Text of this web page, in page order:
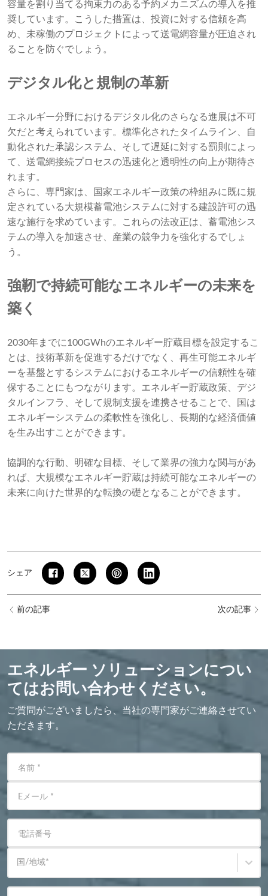
容量を割り当てる拘束力のある予約メカニズムの導入を推
奨しています。こうした措置は、投資に対する信頼を高
め、未稼働のプロジェクトによって送電網容量が圧迫され
ることを防ぐでしょう。
デジタル化と規制の革新
エネルギー分野におけるデジタル化のさらなる進展は不可
欠だと考えられています。標準化されたタイムライン、自
動化された承認システム、そして遅延に対する罰則によっ
て、送電網接続プロセスの迅速化と透明性の向上が期待さ
れます。
さらに、専門家は、国家エネルギー政策の枠組みに既に規
定されている大規模蓄電池システムに対する建設許可の迅
速な施行を求めています。これらの法改正は、蓄電池シス
テムの導入を加速させ、産業の競争力を強化するでしょ
う。
強靭で持続可能なエネルギーの未来を
築く
2030年までに100GWhのエネルギー貯蔵目標を設定するこ
とは、技術革新を促進するだけでなく、再生可能エネルギ
ーを基盤とするシステムにおけるエネルギーの信頼性を確
保することにもつながります。エネルギー貯蔵政策、デジ
タルインフラ、そして規制支援を連携させることで、国は
エネルギーシステムの柔軟性を強化し、長期的な経済価値
を生み出すことができます。
協調的な行動、明確な目標、そして業界の強力な関与があ
れば、大規模なエネルギー貯蔵は持続可能なエネルギーの
未来に向けた世界的な転換の礎となることができます。
シェア
前の記事 次の記事
エネルギー ソリューションについ
てはお問い合わせください。
ご質問がございましたら、当社の専門家がご連絡させてい
ただきます。
名前 *
Eメール *
電話番号
国/地域*